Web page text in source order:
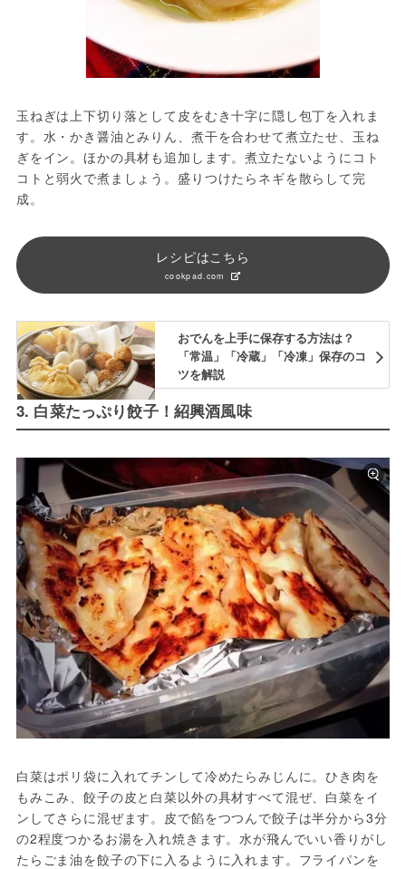
玉ねぎは上下切り落として皮をむき十字に隠し包丁を入れま
す。水・かき醤油とみりん、煮干を合わせて煮立たせ、玉ね
ぎをイン。ほかの具材も追加します。煮立たないようにコト
コトと弱火で煮ましょう。盛りつけたらネギを散らして完
成。
レシピはこちら
cookpad.com
おでんを上手に保存する方法は？
「常温」「冷蔵」「冷凍」保存のコ
ツを解説
3. 白菜たっぷり餃子！紹興酒風味
白菜はポリ袋に入れてチンして冷めたらみじんに。ひき肉を
もみこみ、餃子の皮と白菜以外の具材すべて混ぜ、白菜をイ
ンしてさらに混ぜます。皮で餡をつつんで餃子は半分から3分
の2程度つかるお湯を入れ焼きます。水が飛んでいい香りがし
たらごま油を餃子の下に入るように入れます。フライパンを